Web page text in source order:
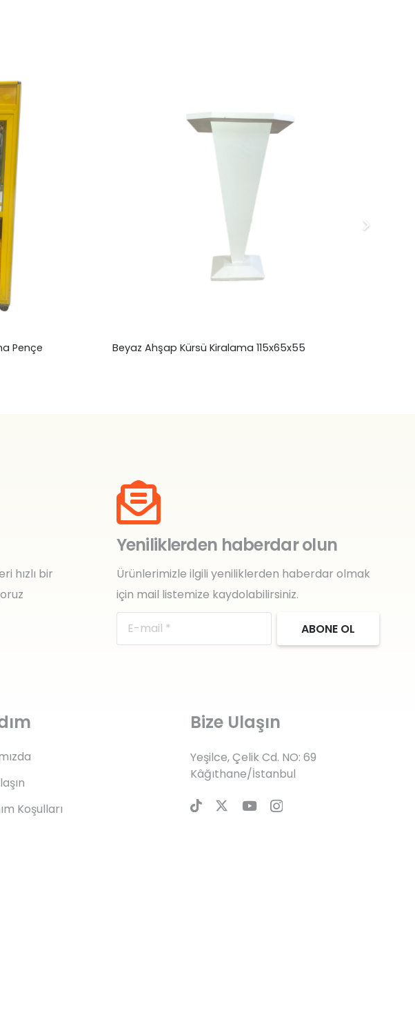
Pençe
Beyaz Ahşap Kürsü Kiralama 115x65x55
hızlı bir
Yeniliklerden haberdar olun
Ürünlerimizle ilgili yeniliklerden haberdar olmak
için mail listemize kaydolabilirsiniz.
ABONE OL
Koşulları
Bize Ulaşın
Yeşilce, Çelik Cd. NO: 69
Kâğıthane/İstanbul